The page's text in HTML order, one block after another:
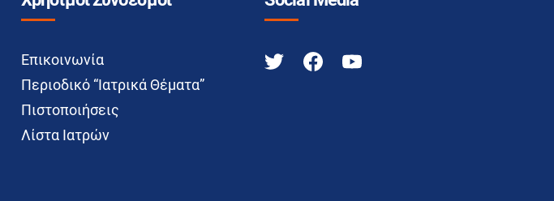
Επικοινωνία
Περιοδικό “Ιατρικά Θέματα”
Πιστοποιήσεις
Λίστα Ιατρών